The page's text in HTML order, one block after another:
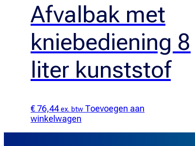
Afvalbak met
kniebediening 8
liter kunststof
€ 76,44 ex. btw Toevoegen aan
winkelwagen